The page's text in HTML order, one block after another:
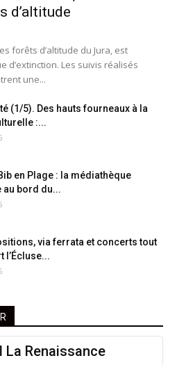
d’altitude
forêts d’altitude du Jura, est
d’extinction. Les suivis réalisés
une...
(1/5). Des hauts fourneaux à la
:...
en Plage : la médiathèque
au bord du...
via ferrata et concerts tout
l’Écluse...
La Renaissance